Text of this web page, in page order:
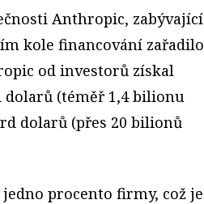
Anthropic, zabývající
kole financování zařadilo
od investorů získal
(téměř 1,4 bilionu
dolarů (přes 20 bilio­nů
procento firmy, což je